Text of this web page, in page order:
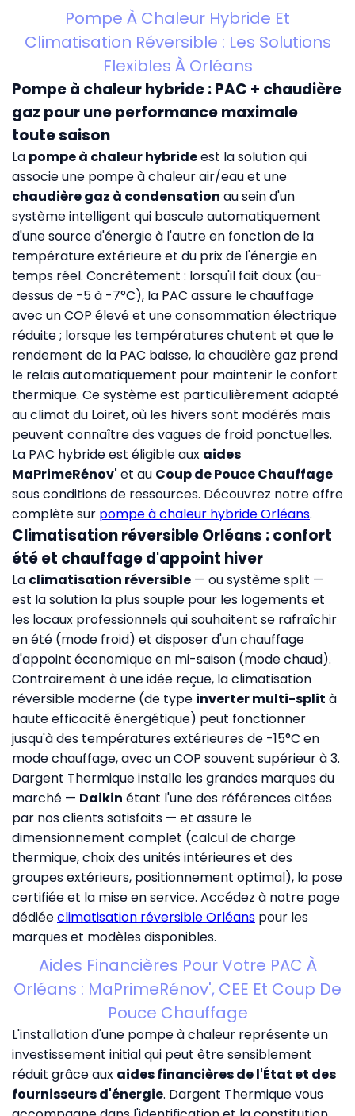
Pompe À Chaleur Hybride Et
Climatisation Réversible : Les Solutions
Flexibles À Orléans
Pompe à chaleur hybride : PAC + chaudière
gaz pour une performance maximale
toute saison
La pompe à chaleur hybrideest la solution qui
associe une pompe à chaleur air/eau et une
chaudière gaz à condensation au sein d'un
système intelligent qui bascule automatiquement
d'une source d'énergie à l'autre en fonction de la
température extérieure et du prix de l'énergie en
temps réel. Concrètement : lorsqu'il fait doux (au-
dessus de -5 à -7°C), la PAC assure le chauffage
avec un COP élevé et une consommation électrique
réduite ; lorsque les températures chutent et que le
rendement de la PAC baisse, la chaudière gaz prend
le relais automatiquement pour maintenir le confort
thermique. Ce système est particulièrement adapté
au climat du Loiret, où les hivers sont modérés mais
peuvent connaître des vagues de froid ponctuelles.
La PAC hybride est éligible aux aides
MaPrimeRénov' et au Coup de Pouce Chauffage
sous conditions de ressources. Découvrez notre offre
complète sur pompe à chaleur hybride Orléans.
Climatisation réversible Orléans : confort
été et chauffage d'appoint hiver
La climatisation réversible — ou système split —
est la solution la plus souple pour les logements et
les locaux professionnels qui souhaitent se rafraîchir
en été (mode froid) et disposer d'un chauffage
d'appoint économique en mi-saison (mode chaud).
Contrairement à une idée reçue, la climatisation
réversible moderne (de type inverter multi-split à
haute efficacité énergétique) peut fonctionner
jusqu'à des températures extérieures de -15°C en
mode chauffage, avec un COP souvent supérieur à 3.
Dargent Thermique installe les grandes marques du
marché — Daikin étant l'une des références citées
par nos clients satisfaits — et assure le
dimensionnement complet (calcul de charge
thermique, choix des unités intérieures et des
groupes extérieurs, positionnement optimal), la pose
certifiée et la mise en service. Accédez à notre page
dédiéeclimatisation réversible Orléans pour les
marques et modèles disponibles.
Aides Financières Pour Votre PAC À
Orléans : MaPrimeRénov', CEE Et Coup De
Pouce Chauffage
L'installation d'une pompe à chaleur représente un
investissement initial qui peut être sensiblement
réduit grâce aux aides financières de l'État et des
fournisseurs d'énergie. Dargent Thermique vous